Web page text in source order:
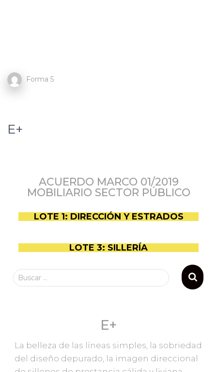
Forma 5
E+
ACUERDO MARCO 01/2019
MOBILIARIO SECTOR PÚBLICO
LOTE 1: DIRECCIÓN Y ESTRADOS
LOTE 3: SILLERÍA
Buscar …
E+
La belleza de las líneas simples, la sobriedad
del diseño depurado, la imagen direccional